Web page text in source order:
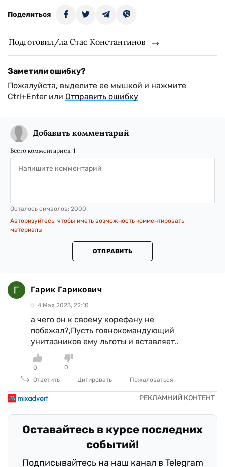
Поделиться
Подготовил/ла Стас Константинов
Заметили ошибку?
Пожалуйста, выделите ее мышкой и нажмите
Ctrl+Enter или Отправить ошибку
Добавить комментарий
Всего комментариев: 1
Осталось символов: 2000
Авторизуйтесь, чтобы иметь возможность комментировать
материалы
ОТПРАВИТЬ
Гарик Гарикович
4 Мая 2023, 22:10
а чего он к своему корефану не
побежал?,Пусть говнокомандующий
унитазников ему льготы и вставляет..
0
0
Ответить
Цитировать Пожаловаться
Оставайтесь в курсе последних
событий!
Подписывайтесь на наш канал в Telegram